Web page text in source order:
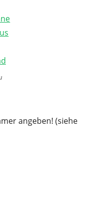
angeben! (siehe